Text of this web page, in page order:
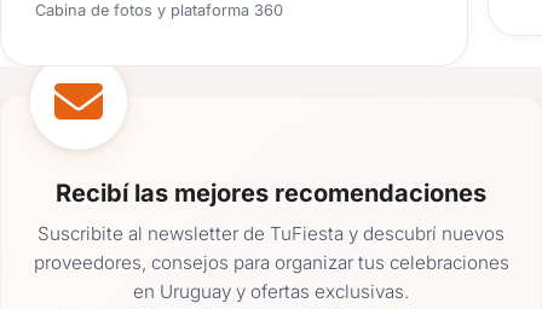
Cabina de fotos y plataforma 360
Recibí las mejores recomendaciones
Suscribite al newsletter de TuFiesta y descubrí nuevos
proveedores, consejos para organizar tus celebraciones
en Uruguay y ofertas exclusivas.